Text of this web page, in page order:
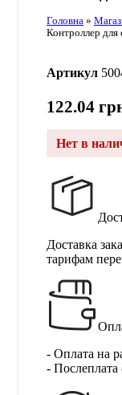
Головна »
Контроллер
Артикул
122.04
Нет в
Доставка
тарифам
- Оплата на
-